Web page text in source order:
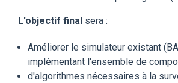
L'objectif final sera :
Améliorer le simulateur existant
implémentant l'ensemble de
d'algorithmes nécessaires à la